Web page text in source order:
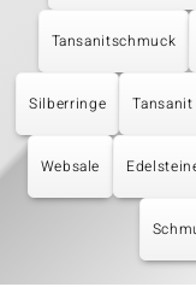
Tansanitschmuck
Silberringe
Websale